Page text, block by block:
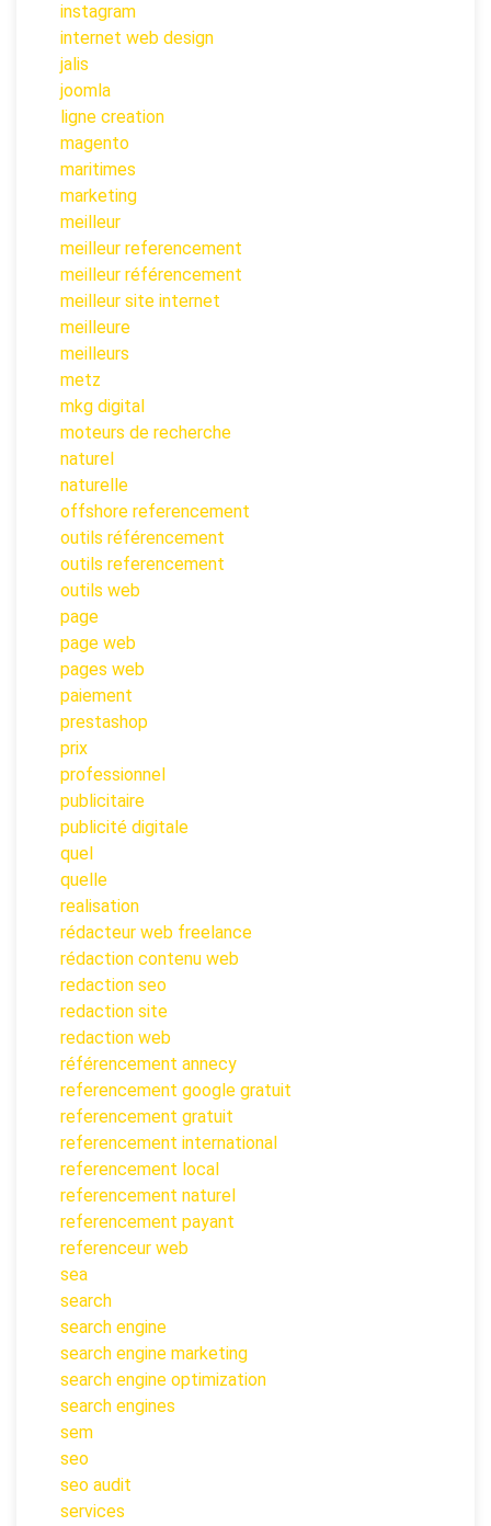
instagram
internet web design
jalis
joomla
ligne creation
magento
maritimes
marketing
meilleur
meilleur referencement
meilleur référencement
meilleur site internet
meilleure
meilleurs
metz
mkg digital
moteurs de recherche
naturel
naturelle
offshore referencement
outils référencement
outils referencement
outils web
page
page web
pages web
paiement
prestashop
prix
professionnel
publicitaire
publicité digitale
quel
quelle
realisation
rédacteur web freelance
rédaction contenu web
redaction seo
redaction site
redaction web
référencement annecy
referencement google gratuit
referencement gratuit
referencement international
referencement local
referencement naturel
referencement payant
referenceur web
sea
search
search engine
search engine marketing
search engine optimization
search engines
sem
seo
seo audit
services